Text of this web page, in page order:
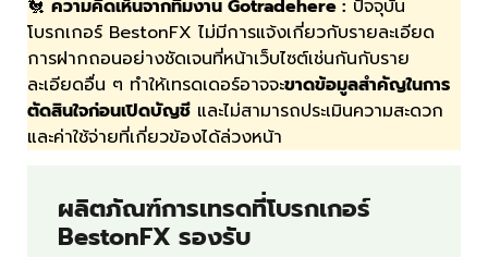
🐔ความคิดเห็นจากทีมงาน Gotradehere : ปัจจุบัน
โบรกเกอร์ BestonFX ไม่มีการแจ้งเกี่ยวกับรายละเอียด
การฝากถอนอย่างชัดเจนที่หน้าเว็บไซต์เช่นกันกับราย
ละเอียดอื่น ๆ ทำให้เทรดเดอร์อาจจะขาดข้อมูลสำคัญในการ
ตัดสินใจก่อนเปิดบัญชี และไม่สามารถประเมินความสะดวก
และค่าใช้จ่ายที่เกี่ยวข้องได้ล่วงหน้า
ผลิตภัณฑ์การเทรดที่โบรกเกอร์
BestonFX รองรับ